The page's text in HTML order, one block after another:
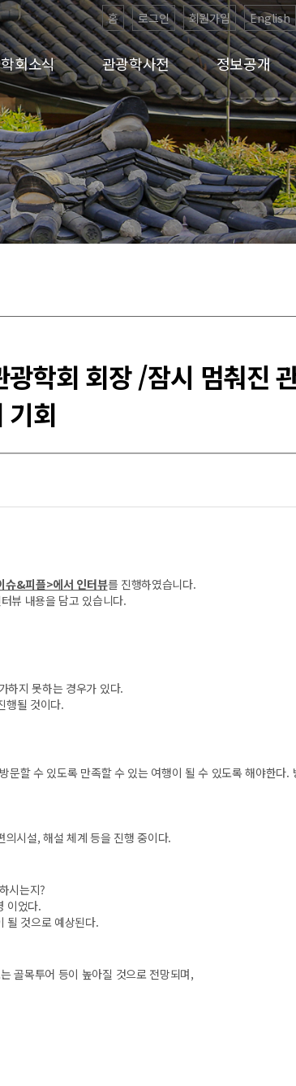
홈 로그인 회원가입 English
학회소식 관광학사전 정보공개
학회 회장 /잠시 멈춰진
기회
슈&피플>에서 인터뷰를 진행하였습니다.
뷰 내용을 담고 있습니다.
하지 못하는 경우가 있다.
행될 것이다.
문할 수 있도록 만족할 수 있는 여행이 될 수 있도록 해야한다.
시설, 해설 체계 등을 진행 중이다.
시는지?
이었다.
될 것으로 예상된다.
골목투어 등이 높아질 것으로 전망되며,